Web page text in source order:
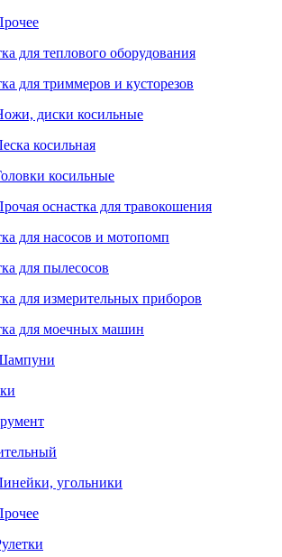
для теплового оборудования
для триммеров и кусторезов
диски косильные
косильная
косильные
оснастка для травокошения
для насосов и мотопомп
для пылесосов
для измерительных приборов
для моечных машин
угольники